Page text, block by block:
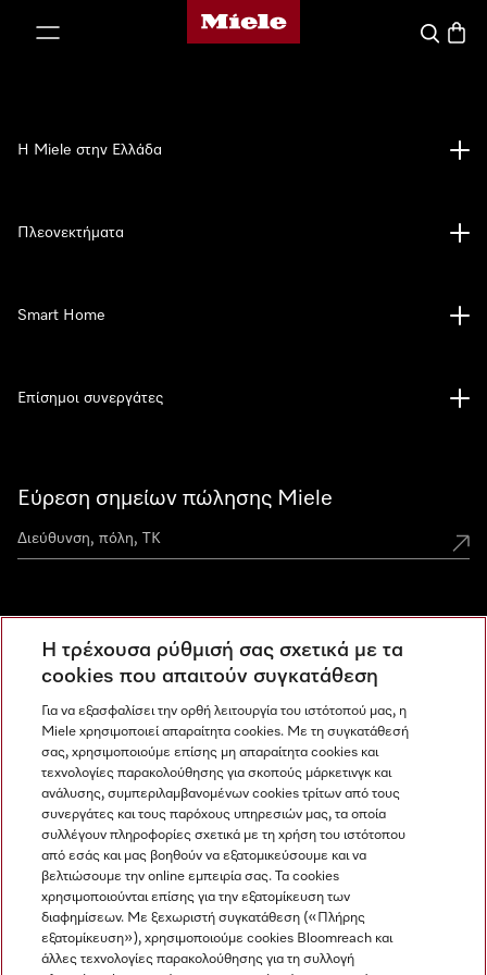
Αρχική σελίδα της Miele
Εύρεση σημείων πώλησης Miele
Ανακαλύψτε τα Miele Experience Center
Newsletter
Η Miele στην Ελλάδα
Πλεονεκτήματα
Smart Home
Επίσημοι συνεργάτες
Miele στο Instagram
Miele στο Facebook
Miele στο Youtube
Η τρέχουσα ρύθμισή σας σχετικά με τα
cookies που απαιτούν συγκατάθεση
Για να εξασφαλίσει την ορθή λειτουργία του ιστότοπού μας, η
Miele χρησιμοποιεί απαραίτητα cookies. Με τη συγκατάθεσή
σας, χρησιμοποιούμε επίσης μη απαραίτητα cookies και
τεχνολογίες παρακολούθησης για σκοπούς μάρκετινγκ και
ανάλυσης, συμπεριλαμβανομένων cookies τρίτων από τους
συνεργάτες και τους παρόχους υπηρεσιών μας, τα οποία
συλλέγουν πληροφορίες σχετικά με τη χρήση του ιστότοπου
από εσάς και μας βοηθούν να εξατομικεύσουμε και να
βελτιώσουμε την online εμπειρία σας. Τα cookies
χρησιμοποιούνται επίσης για την εξατομίκευση των
διαφημίσεων. Με ξεχωριστή συγκατάθεση («Πλήρης
εξατομίκευση»), χρησιμοποιούμε cookies Bloomreach και
άλλες τεχνολογίες παρακολούθησης για τη συλλογή